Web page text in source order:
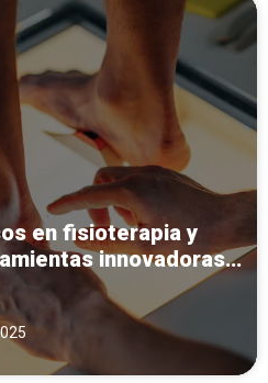
en fisioterapia y
innovadoras
tratamiento del pie